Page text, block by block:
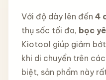
Với độ dày lên đến 4
thụ sốc tối đa, bọc
Kiotool giúp giảm
khi di chuyển trên
biệt, sản phẩm này